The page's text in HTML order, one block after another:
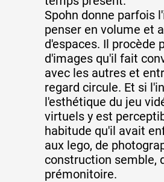
Formation
Événements
1% œuvres
public
Spohn donne parfois
penser en volume et
d'espaces. Il procède
d'images qu'il fait
avec les autres et
regard circule. Et si
l'esthétique du jeu
virtuels y est
habitude qu'il avait
aux lego, de
construction semble,
prémonitoire.